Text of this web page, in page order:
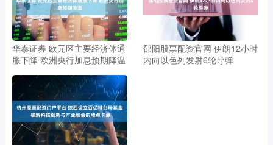
华泰证券 欧元区主要经济体通
胀下降 欧洲央行加息预期降温
邵阳股票配资官网 伊朗12小时
内向以色列发射6轮导弹